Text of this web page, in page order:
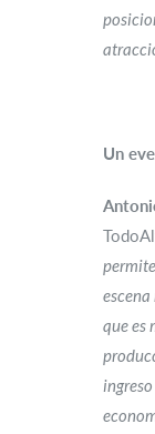
Un
que es